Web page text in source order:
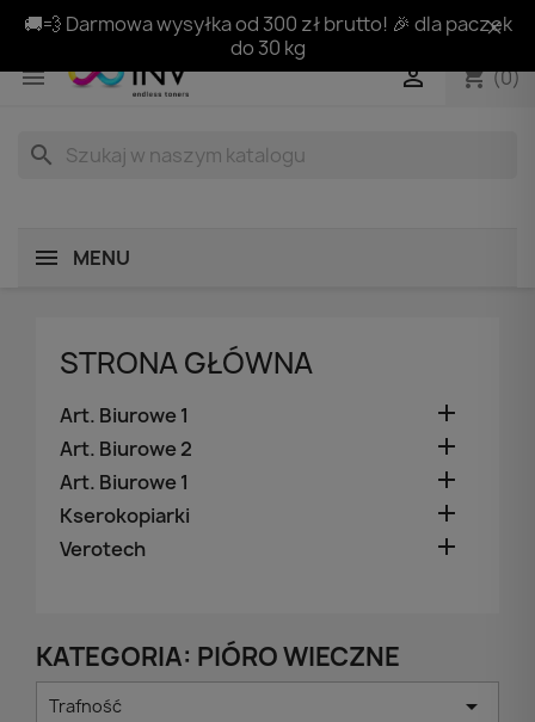
🚚💨 Darmowa wysyłka od 300 zł brutto! 🎉 dla paczek
do 30 kg
 shopping_cart(0)

search
MENU
STRONA GŁÓWNA
Art. Biurowe 1 
Art. Biurowe 2 
Art. Biurowe 1 
Kserokopiarki 
Verotech 
KATEGORIA: PIÓRO WIECZNE
Trafność 